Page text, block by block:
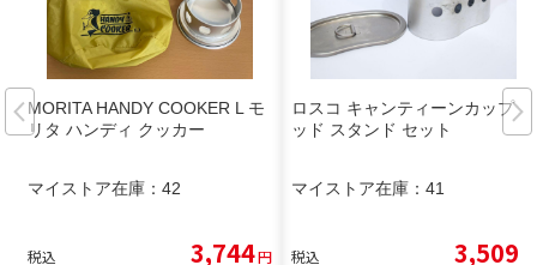
MORITA HANDY COOKER L モ
リタ ハンディ クッカー
マイストア在庫： 42
税込 3,744円
ロスコ キャンティーンカップ リ
ッド スタンド セット
マイストア在庫： 41
税込 3,509